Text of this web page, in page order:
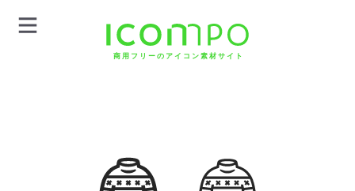
商用フリーのアイコン素材サイト